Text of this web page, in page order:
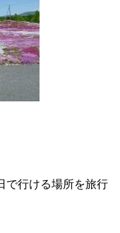
で行ける場所を旅行